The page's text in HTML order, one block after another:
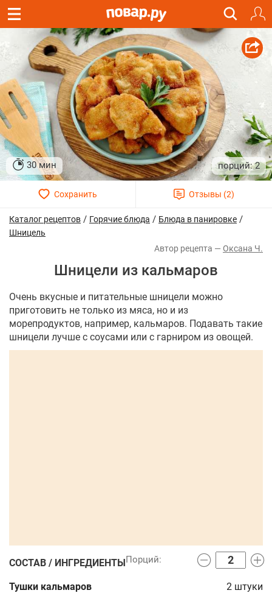
30 мин 2
Каталог рецептов / Горячие блюда / Блюда в панировке /
Шницель
Оксана Ч.
Шницели из кальмаров
Очень вкусные и питательные шницели можно
приготовить не только из мяса, но и из
морепродуктов, например, кальмаров. Подавать такие
шницели лучше с соусами или с гарниром из овощей.
СОСТАВ / ИНГРЕДИЕНТЫ
Тушки кальмаров 2 штуки